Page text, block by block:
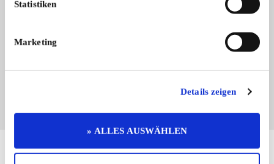
Statistiken
Marketing
Details zeigen
» ALLES AUSWÄHLEN
Informationen zur Marke
1 Angebote zu diesem Produkt ab € 9.500,00
Hier finden Sie mehr von OLDTIMER MARKT